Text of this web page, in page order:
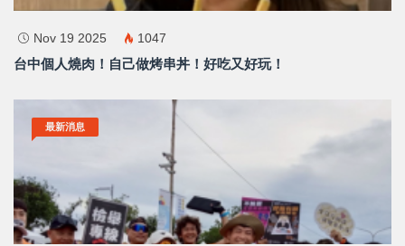
Nov 19 2025 1047
台中個人燒肉！自己做烤串丼！好吃又好玩！
最新消息
請加入LINE好友連結
中 華 超 傳 媒
Https://reurl.cc/adqW77